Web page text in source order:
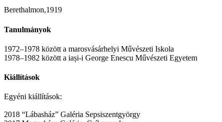
Berethalmon,1919
Tanulmányok
1972–1978 között a marosvásárhelyi Művészeti Iskola
1978–1982 között a iași-i George Enescu Művészeti Egyetem
Kiállítások
Egyéni kiállítások:
2018 “Lábasház” Galéria Sepsiszentgyörgy